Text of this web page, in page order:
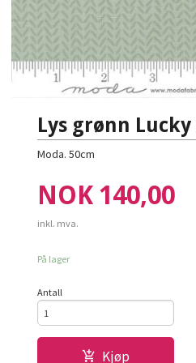
Lys grønn Lucky
Moda. 50cm
Pris
NOK 140,00
inkl. mva.
På lager
Antall
Kjøp